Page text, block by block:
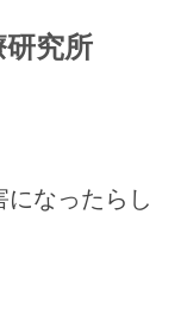
究所
なったらし